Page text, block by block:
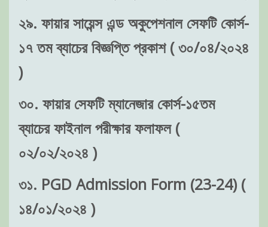
২৯. ফায়ার সায়েন্স এন্ড অকুপেশনাল সেফটি কোর্স-
১৭ তম ব্যাচের বিজ্ঞপ্তি প্রকাশ ( ৩০/০৪/২০২৪
)
৩০. ফায়ার সেফটি ম্যানেজার কোর্স-১৫তম
ব্যাচের ফাইনাল পরীক্ষার ফলাফল (
০২/০২/২০২৪ )
৩১. PGD Admission Form (23-24) (
১৪/০১/২০২৪ )